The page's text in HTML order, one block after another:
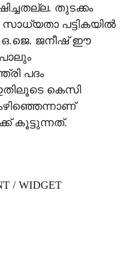
തുടക്കം
പട്ടികയില്‍
ഒ.ജെ. ജനീഷ് ഈ
പദം
കെസി
കൂട്ടുന്നത്.
/ WIDGET